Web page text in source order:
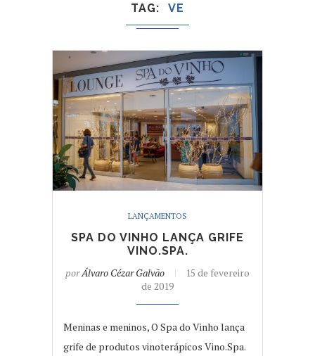
TAG VE
LANÇAMENTOS
SPA DO VINHO LANÇA GRIFE
VINO.SPA.
porÁlvaro Cézar Galvão
15 de fevereiro
de 2019
Meninas e meninos, O Spa do Vinho lança
grife de produtos vinoterápicos Vino.Spa.